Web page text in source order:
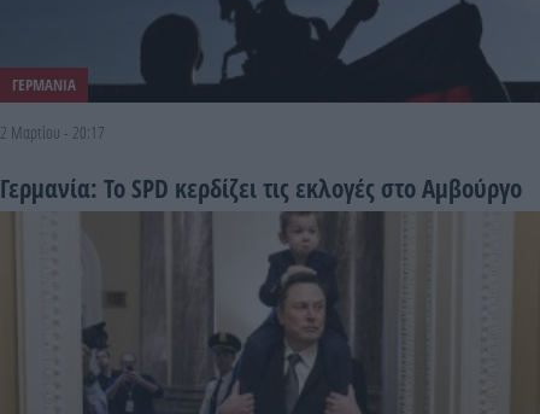
ΓΕΡΜΑΝΙΑ
2 Μαρτίου - 20:17
Γερμανία: Το SPD κερδίζει τις εκλογές στο Αμβούργο